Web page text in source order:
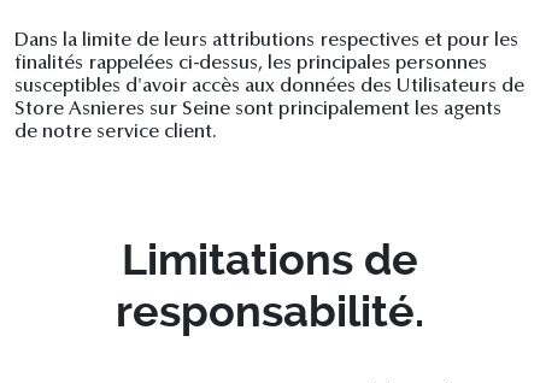
Dans la limite de leurs attributions respectives et pour les
finalités rappelées ci-dessus, les principales personnes
susceptibles d'avoir accès aux données des Utilisateurs de
Store Asnieres sur Seine sont principalement les agents
de notre service client.
Limitations de
responsabilité.